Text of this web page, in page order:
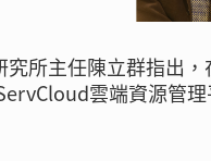
所主任陳立群指出
雲端資源管理